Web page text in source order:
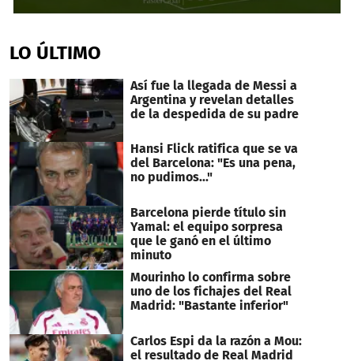
of
14
LO ÚLTIMO
Así fue la llegada de Messi a
Argentina y revelan detalles
de la despedida de su padre
Hansi Flick ratifica que se va
del Barcelona: "Es una pena,
no pudimos..."
Barcelona pierde título sin
Yamal: el equipo sorpresa
que le ganó en el último
minuto
Mourinho lo confirma sobre
uno de los fichajes del Real
Madrid: "Bastante inferior"
Carlos Espi da la razón a Mou:
el resultado de Real Madrid